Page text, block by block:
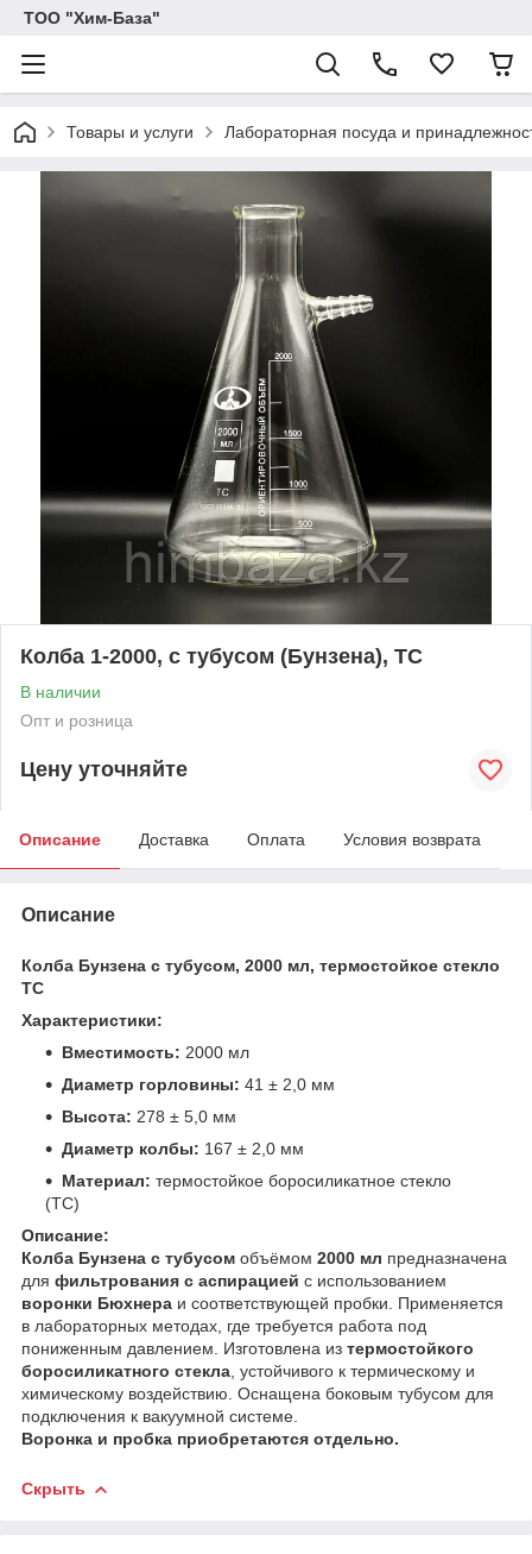
ТОО "Хим-База"
Товары и услуги Лабораторная посуда и
Колба 1-2000, с тубусом (Бунзена), ТС
В наличии
Опт и розница
Цену уточняйте
Описание Доставка Оплата Условия возврата
Описание
Колба Бунзена с тубусом, 2000 мл, термостойкое стекло
ТС
Характеристики:
Вместимость: 2000 мл
Диаметр горловины: 41 ± 2,0 мм
Высота: 278 ± 5,0 мм
Диаметр колбы: 167 ± 2,0 мм
Материал: термостойкое боросиликатное стекло
(ТС)
Описание:
Колба Бунзена с тубусом объёмом 2000 мл предназначена
для фильтрования с аспирацией с использованием
воронки Бюхнера и соответствующей пробки. Применяется
в лабораторных методах, где требуется работа под
пониженным давлением. Изготовлена из термостойкого
боросиликатного стекла , устойчивого к термическому и
химическому воздействию. Оснащена боковым тубусом для
подключения к вакуумной системе.
Воронка и пробка приобретаются отдельно.
Скрыть